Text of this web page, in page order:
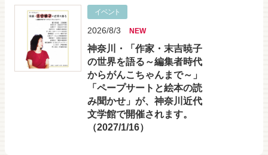
イベント
2026/8/3 NEW
神奈川・「作家・末吉暁子
の世界を語る～編集者時代
からがんこちゃんまで～」
「ペープサートと絵本の読
み聞かせ」が、神奈川近代
文学館で開催されます。
（2027/1/16）